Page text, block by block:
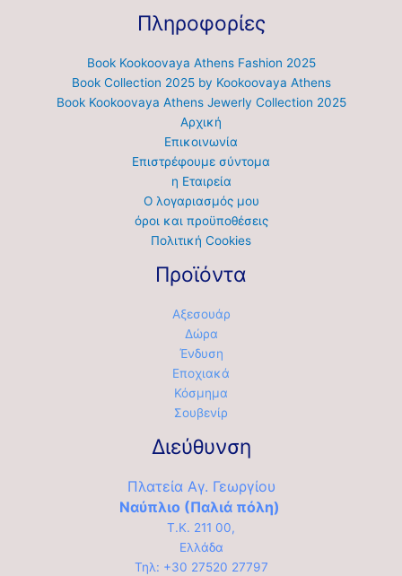
Πληροφορίες
Book Kookoovaya Athens Fashion 2025
Book Collection 2025 by Kookoovaya Athens
Book Kookoovaya Athens Jewerly Collection 2025
Αρχική
Επικοινωνία
Επιστρέφουμε σύντομα
η Εταιρεία
Ο λογαριασμός μου
όροι και προϋποθέσεις
Πολιτική Cookies
Προϊόντα
Αξεσουάρ
Δώρα
Ένδυση
Εποχιακά
Κόσμημα
Σουβενίρ
Διεύθυνση
Πλατεία Αγ. Γεωργίου
Ναύπλιο (Παλιά πόλη)
Τ.Κ. 211 00,
Ελλάδα
Τηλ: +30 27520 27797